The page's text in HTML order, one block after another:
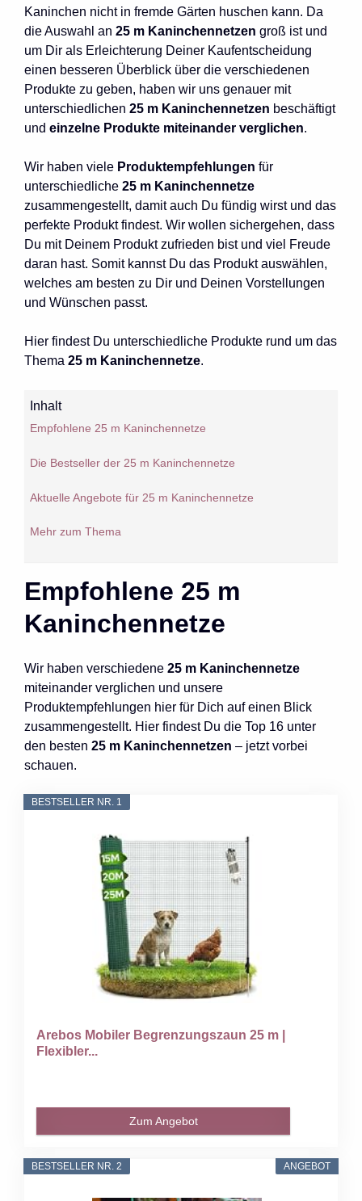
Kaninchen nicht in fremde Gärten huschen kann. Da
die Auswahl an 25 m Kaninchennetzen groß ist und
um Dir als Erleichterung Deiner Kaufentscheidung
einen besseren Überblick über die verschiedenen
Produkte zu geben, haben wir uns genauer mit
unterschiedlichen 25 m Kaninchennetzen beschäftigt
und einzelne Produkte miteinander verglichen.
Wir haben viele Produktempfehlungen für
unterschiedliche 25 m Kaninchennetze
zusammengestellt, damit auch Du fündig wirst und das
perfekte Produkt findest. Wir wollen sichergehen, dass
Du mit Deinem Produkt zufrieden bist und viel Freude
daran hast. Somit kannst Du das Produkt auswählen,
welches am besten zu Dir und Deinen Vorstellungen
und Wünschen passt.
Hier findest Du unterschiedliche Produkte rund um das
Thema 25 m Kaninchennetze.
Inhalt
Empfohlene 25 m Kaninchennetze
Die Bestseller der 25 m Kaninchennetze
Aktuelle Angebote für 25 m Kaninchennetze
Mehr zum Thema
Empfohlene 25 m
Kaninchennetze
Wir haben verschiedene 25 m Kaninchennetze
miteinander verglichen und unsere
Produktempfehlungen hier für Dich auf einen Blick
zusammengestellt. Hier findest Du die Top 16 unter
den besten 25 m Kaninchennetzen – jetzt vorbei
schauen.
BESTSELLER NR. 1
Arebos Mobiler Begrenzungszaun 25 m |
Flexibler...
Zum Angebot
ANGEBOT
BESTSELLER NR. 2